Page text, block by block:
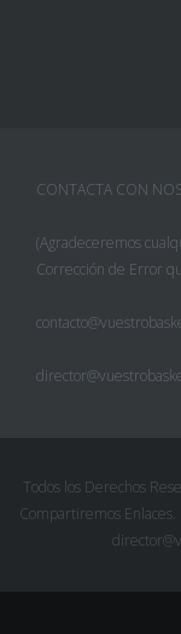
CONTACTA CON
(Agradeceremos
Corrección de Error
Todos los Derechos
Compartiremos Enlaces.